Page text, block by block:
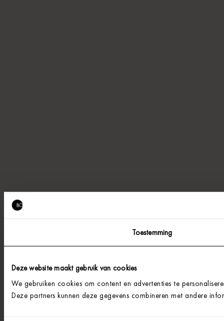
Toestemming
Deze website maakt gebruik van cookies
We gebruiken cookies om content en advertenties te
Deze partners kunnen deze gegevens combineren met andere